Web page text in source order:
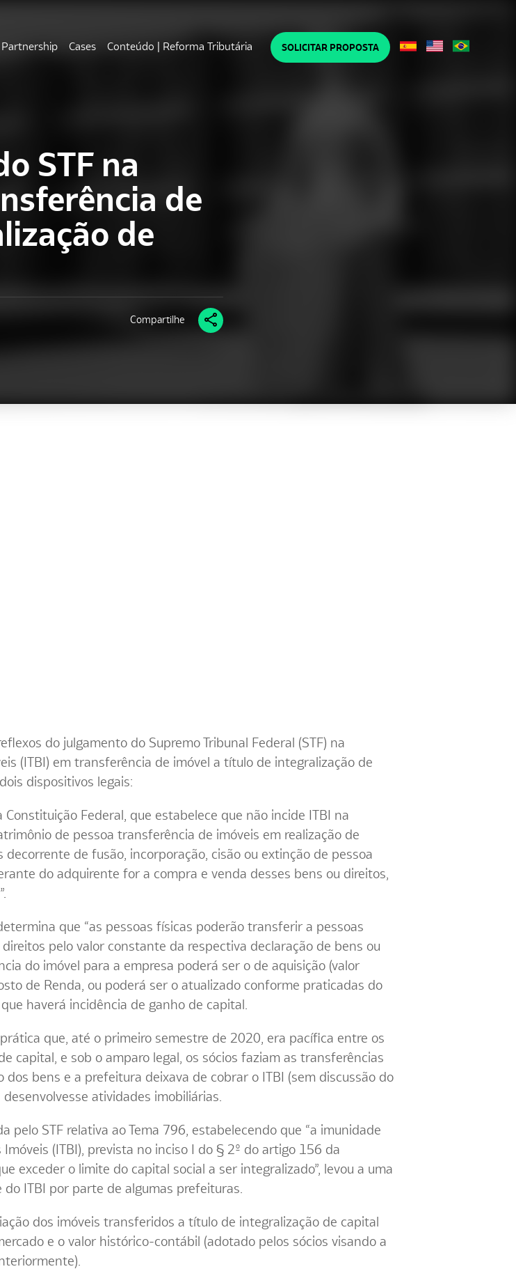
Partnership Cases Conteúdo | Reforma Tributária SOLICITAR PROPOSTA
STF na
de
de
Compartilhe
do julgamento do Supremo Tribunal Federal (STF) na
(ITBI) em transferência de imóvel a título de integralização de
dispositivos legais:
Federal, que estabelece que não incide ITBI na
de pessoa transferência de imóveis em realização de
de fusão, incorporação, cisão ou extinção de pessoa
do adquirente for a compra e venda desses bens ou direitos,
que “as pessoas físicas poderão transferir a pessoas
pelo valor constante da respectiva declaração de bens ou
do imóvel para a empresa poderá ser o de aquisição (valor
de Renda, ou poderá ser o atualizado conforme praticadas do
haverá incidência de ganho de capital.
que, até o primeiro semestre de 2020, era pacífica entre os
capital, e sob o amparo legal, os sócios faziam as transferências
bens e a prefeitura deixava de cobrar o ITBI (sem discussão do
atividades imobiliárias.
STF relativa ao Tema 796, estabelecendo que “a imunidade
(ITBI), prevista no inciso I do § 2º do artigo 156 da
exceder o limite do capital social a ser integralizado”, levou a uma
ITBI por parte de algumas prefeituras.
dos imóveis transferidos a título de integralização de capital
e o valor histórico-contábil (adotado pelos sócios visando a